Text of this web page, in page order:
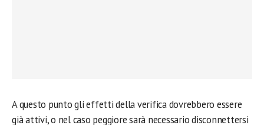
A questo punto gli effetti della verifica dovrebbero essere
già attivi, o nel caso peggiore sarà necessario disconnettersi